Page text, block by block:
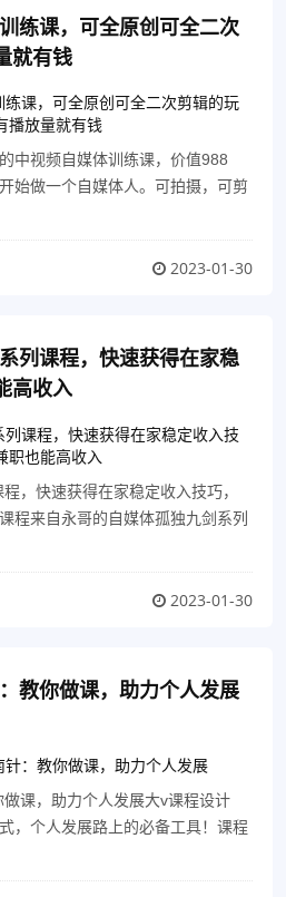
练课，可全原创可全二次
就有钱
中视频自媒体训练课，价值988
始做一个自媒体人。可拍摄，可剪
2023-01-30
列课程，快速获得在家稳
高收入
，快速获得在家稳定收入技巧，
程来自永哥的自媒体孤独九剑系列
2023-01-30
教你做课，助力个人发展
课，助力个人发展大v课程设计
，个人发展路上的必备工具！课程